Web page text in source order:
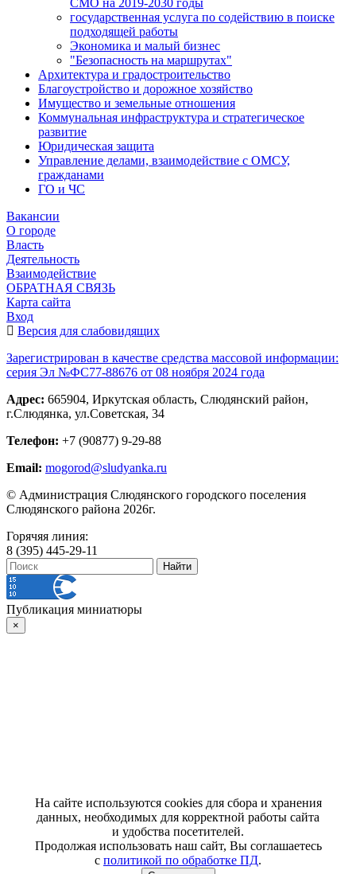
СМО на 2019-2030 годы
государственная услуга по содействию в поиске
подходящей работы
Экономика и малый бизнес
"Безопасность на маршрутах"
Архитектура и градостроительство
Благоустройство и дорожное хозяйство
Имущество и земельные отношения
Коммунальная инфраструктура и стратегическое
развитие
Юридическая защита
Управление делами, взаимодействие с ОМСУ,
гражданами
ГО и ЧС
Вакансии
О городе
Власть
Деятельность
Взаимодействие
ОБРАТНАЯ СВЯЗЬ
Карта сайта
Вход
Версия для слабовидящих
Зарегистрирован в качестве средства массовой информации:
серия Эл №ФС77-88676 от 08 ноября 2024 года
Адрес: 665904, Иркутская область, Слюдянский район,
г.Слюдянка, ул.Советская, 34
Телефон: +7 (90877) 9-29-88
Email: mogorod@sludyanka.ru
© Администрация Слюдянского городского поселения
Слюдянского района 2026г.
Горячяя линия:
8 (395) 445-29-11
Публикация миниатюры
×
На сайте используются cookies для сбора и хранения
данных, необходимых для корректной работы сайта
и удобства посетителей.
Продолжая использовать наш сайт, Вы соглашаетесь
с политикой по обработке ПД.